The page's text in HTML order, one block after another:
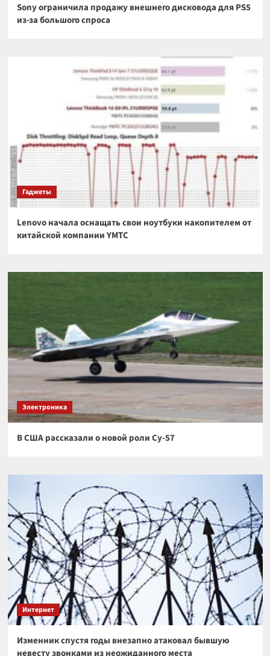
Sony ограничила продажу внешнего дисковода для PS5
из-за большого спроса
Гаджеты
Lenovo начала оснащать свои ноутбуки накопителем от
китайской компании YMTC
Электроника
В США рассказали о новой роли Су-57
Интернет
Изменник спустя годы внезапно атаковал бывшую
невесту звонками из неожиданного места